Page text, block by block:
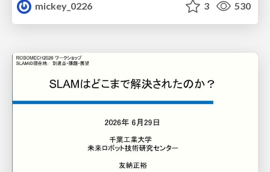
mickey_0226
3 530